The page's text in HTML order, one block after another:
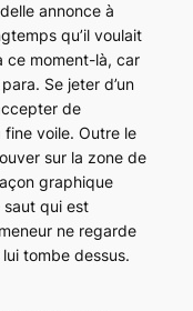
annonce à
qu’il voulait
ce moment-là, car
Se jeter d’un
de
voile. Outre le
sur la zone de
graphique
saut qui est
ne regarde
tombe dessus.